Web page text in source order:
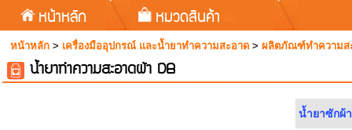
หน้าหลัก หมวดสินค้า
หน้าหลัก > เครื่องมืออุปกรณ์ และน้ำยาทำความสะอาด > ผลิตภัณฑ์ทำความส
น้ำยาทำความสะอาดผ้า DB
น้ำยาซักผ้